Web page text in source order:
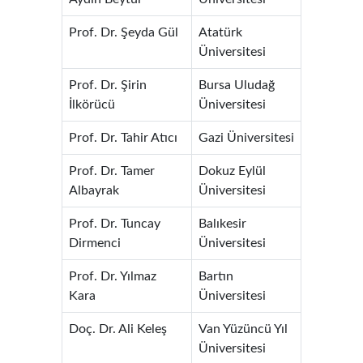
Prof. Dr. Şeyda Gül
Atatürk
Üniversitesi
Prof. Dr. Şirin
İlkörücü
Bursa Uludağ
Üniversitesi
Prof. Dr. Tahir Atıcı Gazi Üniversitesi
Prof. Dr. Tamer
Albayrak
Dokuz Eylül
Üniversitesi
Prof. Dr. Tuncay
Dirmenci
Balıkesir
Üniversitesi
Prof. Dr. Yılmaz
Kara
Bartın
Üniversitesi
Doç. Dr. Ali Keleş
Van Yüzüncü Yıl
Üniversitesi